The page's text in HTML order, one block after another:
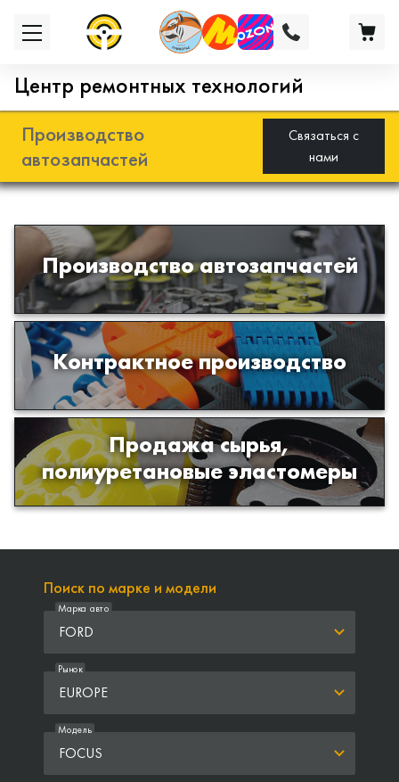
Центр ремонтных технологий
Производство
автозапчастей
Связаться с
нами
Производство автозапчастей
Разработка и производство деталей
из эластомеров для подвески
автомобиля
Контрактное производство
Производство изделий из пластиков
и полимеров по образцам либо
чертежам заказчика
Продажа сырья,
полиуретановые эластомеры
Продажа сырья для производства
изделий из полиуретана
Поиск по марке и модели
FORD
Марка авто
EUROPE
Рынок
FOCUS
Модель